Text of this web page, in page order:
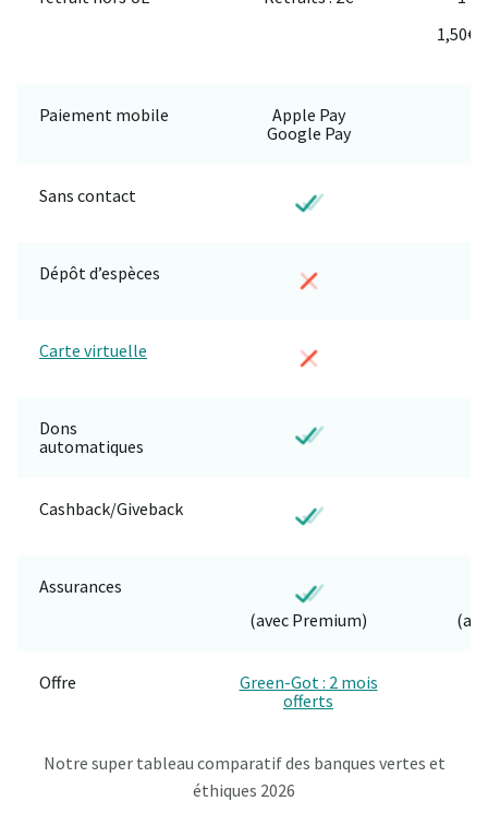
Paiement mobile
Apple Pay
Google Pay
Sans contact
Dépôt d’espèces
Carte virtuelle
Dons
automatiques
Cashback/Giveback
Assurances
(avec Premium)
Offre
Green-Got : 2 mois
offerts
Notre super tableau comparatif des banques vertes et
éthiques 2026